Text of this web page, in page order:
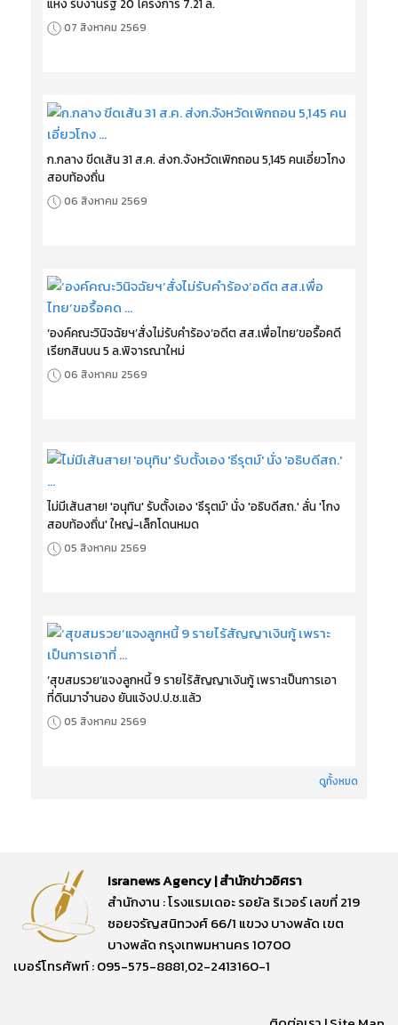
แห่ง รับงานรัฐ 20 โครงการ 7.21 ล.
07 สิงหาคม 2569
ก.กลาง ขีดเส้น 31 ส.ค. ส่งก.จังหวัดเพิกถอน 5,145 คนเอี่ยวโกง
สอบท้องถิ่น
06 สิงหาคม 2569
‘องค์คณะวินิจฉัยฯ’สั่งไม่รับคำร้อง‘อดีต สส.เพื่อไทย’ขอรื้อคดี
เรียกสินบน 5 ล.พิจารณาใหม่
06 สิงหาคม 2569
ไม่มีเส้นสาย! 'อนุทิน' รับตั้งเอง 'ธีรุตม์' นั่ง 'อธิบดีสถ.' ลั่น 'โกง
สอบท้องถิ่น' ใหญ่-เล็กโดนหมด
05 สิงหาคม 2569
‘สุขสมรวย’แจงลูกหนี้ 9 รายไร้สัญญาเงินกู้ เพราะเป็นการเอา
ที่ดินมาจำนอง ยันแจ้งป.ป.ช.แล้ว
05 สิงหาคม 2569
ดูทั้งหมด
Isranews Agency | สำนักข่าวอิศรา
สำนักงาน : โรงแรมเดอะ รอยัล ริเวอร์ เลขที่ 219
ซอยจรัญสนิทวงศ์ 66/1 แขวง บางพลัด เขต
บางพลัด กรุงเทพมหานคร 10700
เบอร์โทรศัพท์ : 095-575-8881,02-2413160-1